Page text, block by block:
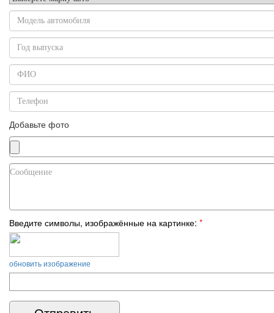
Добавьте фото
Введите символы, изображённые на картинке: *
обновить изображение